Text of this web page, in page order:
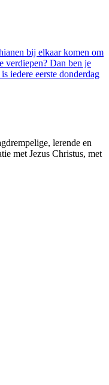
bij elkaar komen om
verdiepen? Dan ben je
iedere eerste donderdag
lerende en
met Jezus Christus, met